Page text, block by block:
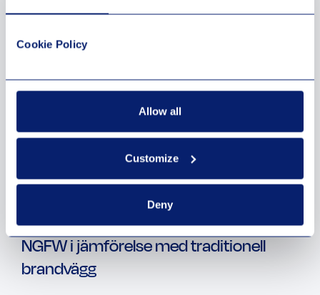
Cookie Policy
Allow all
Customize
Deny
NGFW i jämförelse med traditionell
brandvägg